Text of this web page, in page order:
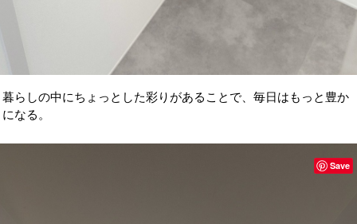
暮らしの中にちょっとした彩りがあることで、毎日はもっと豊か
になる。
Save